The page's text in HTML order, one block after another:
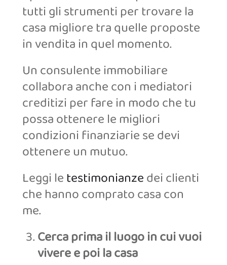
tutti gli strumenti per trovare la
casa migliore tra quelle proposte
in vendita in quel momento.
Un consulente immobiliare
collabora anche con i mediatori
creditizi per fare in modo che tu
possa ottenere le migliori
condizioni finanziarie se devi
ottenere un mutuo.
Leggi letestimonianzedei clienti
che hanno comprato casa con
me.
Cerca prima il luogo in cui vuoi
vivere e poi la casa